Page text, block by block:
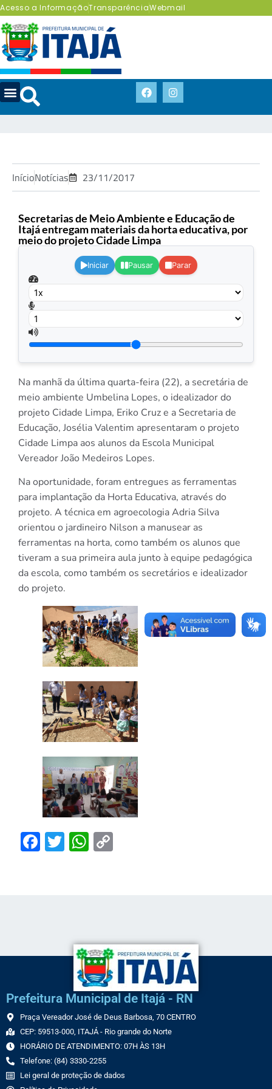
Acesso a InformaçãoTransparênciaWebmail
InícioNotícias 23/11/2017
Secretarias de Meio Ambiente e Educação de
Itajá entregam materiais da horta educativa, por
meio do projeto Cidade Limpa
Iniciar Pausar Parar
Na manhã da última quarta-feira (22), a secretária de
meio ambiente Umbelina Lopes, o idealizador do
projeto Cidade Limpa, Eriko Cruz e a Secretaria de
Educação, Josélia Valentim apresentaram o projeto
Cidade Limpa aos alunos da Escola Municipal
Vereador João Medeiros Lopes.
Na oportunidade, foram entregues as ferramentas
para implantação da Horta Educativa, através do
projeto. A técnica em agroecologia Adria Silva
orientou o jardineiro Nilson a manusear as
ferramentas na horta, como também os alunos que
tiveram a sua primeira aula junto à equipe pedagógica
da escola, como também os secretários e idealizador
do projeto.
Facebook
TwitterWhatsApp
Prefeitura Municipal de Itajá - RN
Praça Vereador José de Deus Barbosa, 70 CENTRO
CEP: 59513-000, ITAJÁ - Rio grande do Norte
HORÁRIO DE ATENDIMENTO: 07H ÀS 13H
Telefone: (84) 3330-2255
Lei geral de proteção de dados